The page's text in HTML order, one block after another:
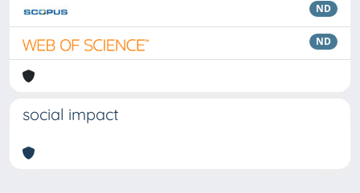
ND
ND
social impact